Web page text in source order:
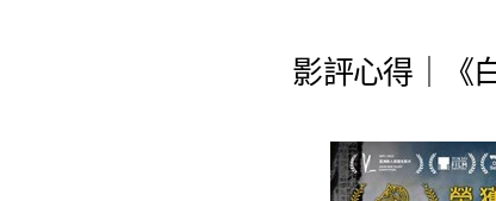
影評心得｜《